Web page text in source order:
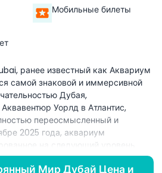
Мобильные билеты
ранее известный как Аквариум
самой знаковой и иммерсивной
Дубая,
Уорлд в Атлантис,
переосмысленный и
2025 года, аквариум
на следующий уровень
место, которое сочетает
с технологиями мирового
Мир Дубай Цена и